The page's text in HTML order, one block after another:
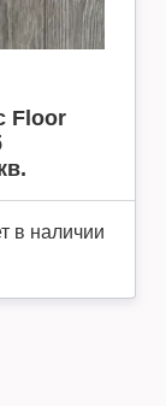
Floor
в наличии